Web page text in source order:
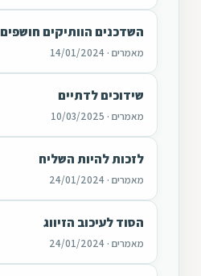
השדכנים הוותיקים חושפים
מאמרים · 14/01/2024
שידוכים לדתיים
מאמרים · 10/03/2025
לזכות להיות השליח
מאמרים · 24/01/2024
הסוד לעיכוב הזיווג
מאמרים · 24/01/2024